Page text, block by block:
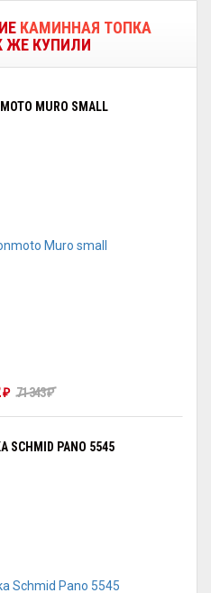
КАМИННАЯ ТОПКА
ЖЕ КУПИЛИ
MURO SMALL
₽ 71 343₽
PANO 5545